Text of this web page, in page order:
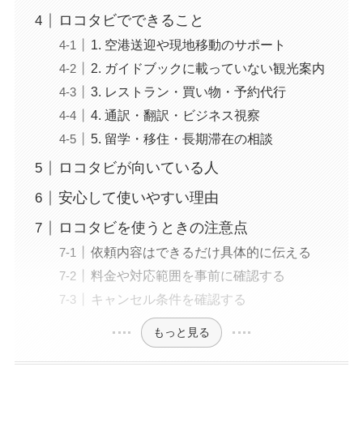
ロコタビでできること
1. 空港送迎や現地移動のサポート
2. ガイドブックに載っていない観光案内
3. レストラン・買い物・予約代行
4. 通訳・翻訳・ビジネス視察
5. 留学・移住・長期滞在の相談
ロコタビが向いている人
安心して使いやすい理由
ロコタビを使うときの注意点
依頼内容はできるだけ具体的に伝える
料金や対応範囲を事前に確認する
キャンセル条件を確認する
もっと見る